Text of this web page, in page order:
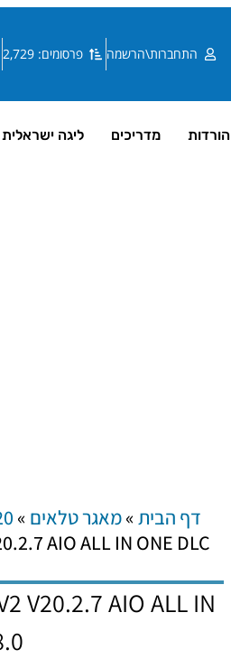
התחברות\הרשמה פרסומים: 2,729
הורדות מדריכים ליגה ישראלית
דף הבית »מאגר טלאים »
AIO ALL IN ONE DLC
V20.2.7 AIO ALL IN